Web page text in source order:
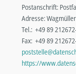
Postanschrift:
Adresse:
Tel.: +49 89
Fax: +49 89
https://